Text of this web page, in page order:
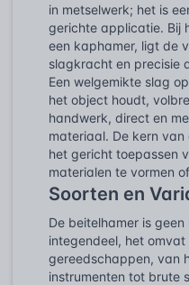
in metselwerk; het is
gerichte applicatie. Bij
een kaphamer, ligt de
slagkracht en precisie
Een welgemikte slag
het object houdt,
handwerk, direct en
materiaal. De kern
het gericht toepassen
materialen te vormen
Soorten en
De beitelhamer is
integendeel, het
gereedschappen, van
instrumenten tot brute